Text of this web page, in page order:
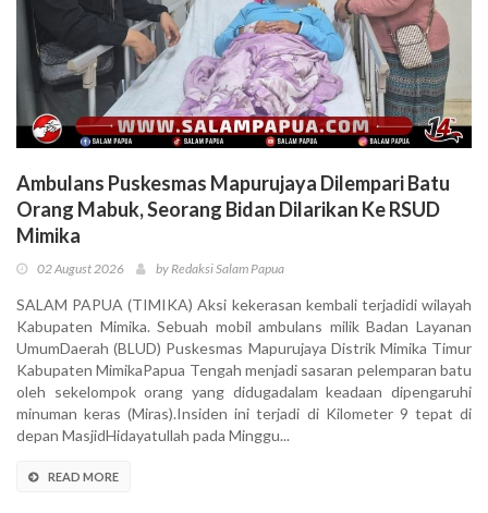
Ambulans Puskesmas Mapurujaya Dilempari Batu
Orang Mabuk, Seorang Bidan Dilarikan Ke RSUD
Mimika
02 August 2026 by Redaksi Salam Papua
SALAM PAPUA (TIMIKA) Aksi kekerasan kembali terjadidi wilayah
Kabupaten Mimika. Sebuah mobil ambulans milik Badan Layanan
UmumDaerah (BLUD) Puskesmas Mapurujaya Distrik Mimika Timur
Kabupaten MimikaPapua Tengah menjadi sasaran pelemparan batu
oleh sekelompok orang yang didugadalam keadaan dipengaruhi
minuman keras (Miras).Insiden ini terjadi di Kilometer 9 tepat di
depan MasjidHidayatullah pada Minggu...
READ MORE